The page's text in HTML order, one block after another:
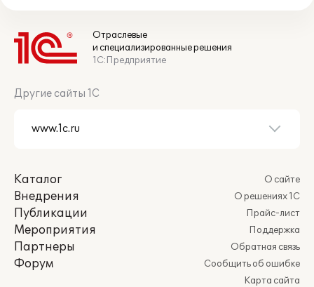
Отраслевые
и специализированные решения
1С:Предприятие
Другие сайты 1С
Каталог
Внедрения
Публикации
Мероприятия
Партнеры
Форум
О сайте
О решениях 1С
Прайс-лист
Поддержка
Обратная связь
Сообщить об ошибке
Карта сайта